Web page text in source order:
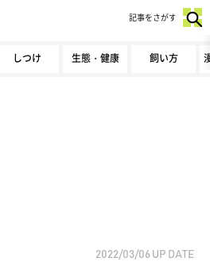
しつけ 生態・健康 飼い方
記事をさがす
2022/03/06 UP DATE